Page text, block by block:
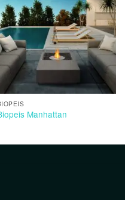
Manhattan